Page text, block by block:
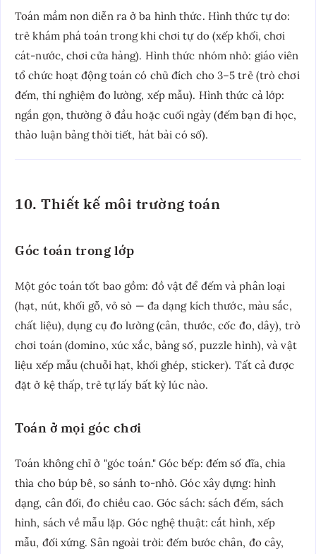
Toán mầm non diễn ra ở ba hình thức. Hình thức tự do:
trẻ khám phá toán trong khi chơi tự do (xếp khối, chơi
cát-nước, chơi cửa hàng). Hình thức nhóm nhỏ: giáo viên
tổ chức hoạt động toán có chủ đích cho 3–5 trẻ (trò chơi
đếm, thí nghiệm đo lường, xếp mẫu). Hình thức cả lớp:
ngắn gọn, thường ở đầu hoặc cuối ngày (đếm bạn đi học,
thảo luận bảng thời tiết, hát bài có số).
10. Thiết kế môi trường toán
Góc toán trong lớp
Một góc toán tốt bao gồm: đồ vật để đếm và phân loại
(hạt, nút, khối gỗ, vỏ sò — đa dạng kích thước, màu sắc,
chất liệu), dụng cụ đo lường (cân, thước, cốc đo, dây), trò
chơi toán (domino, xúc xắc, bảng số, puzzle hình), và vật
liệu xếp mẫu (chuỗi hạt, khối ghép, sticker). Tất cả được
đặt ở kệ thấp, trẻ tự lấy bất kỳ lúc nào.
Toán ở mọi góc chơi
Toán không chỉ ở "góc toán." Góc bếp: đếm số đĩa, chia
thìa cho búp bê, so sánh to-nhỏ. Góc xây dựng: hình
dạng, cân đối, đo chiều cao. Góc sách: sách đếm, sách
hình, sách về mẫu lặp. Góc nghệ thuật: cắt hình, xếp
mẫu, đối xứng. Sân ngoài trời: đếm bước chân, đo cây,